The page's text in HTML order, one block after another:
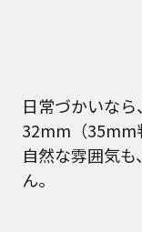
日常づかいな
32mm（35mm
自然な雰囲気
ん。